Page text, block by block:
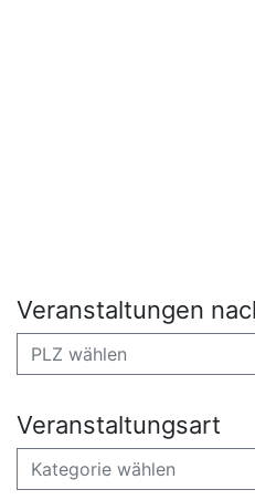
Veranstaltungen
PLZ wählen
Veranstaltungsart
Kategorie wählen